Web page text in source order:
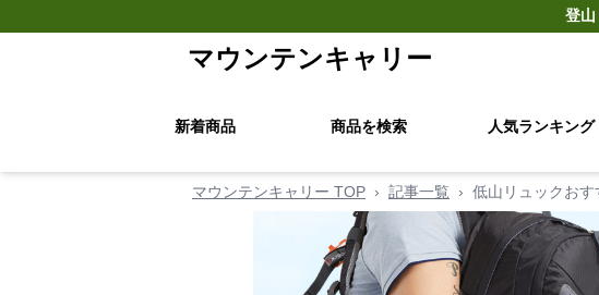
登山
マウンテンキャリー
新着商品 商品を検索 人気ランキング
マウンテンキャリー TOP › 記事一覧 › 低山リュックおす